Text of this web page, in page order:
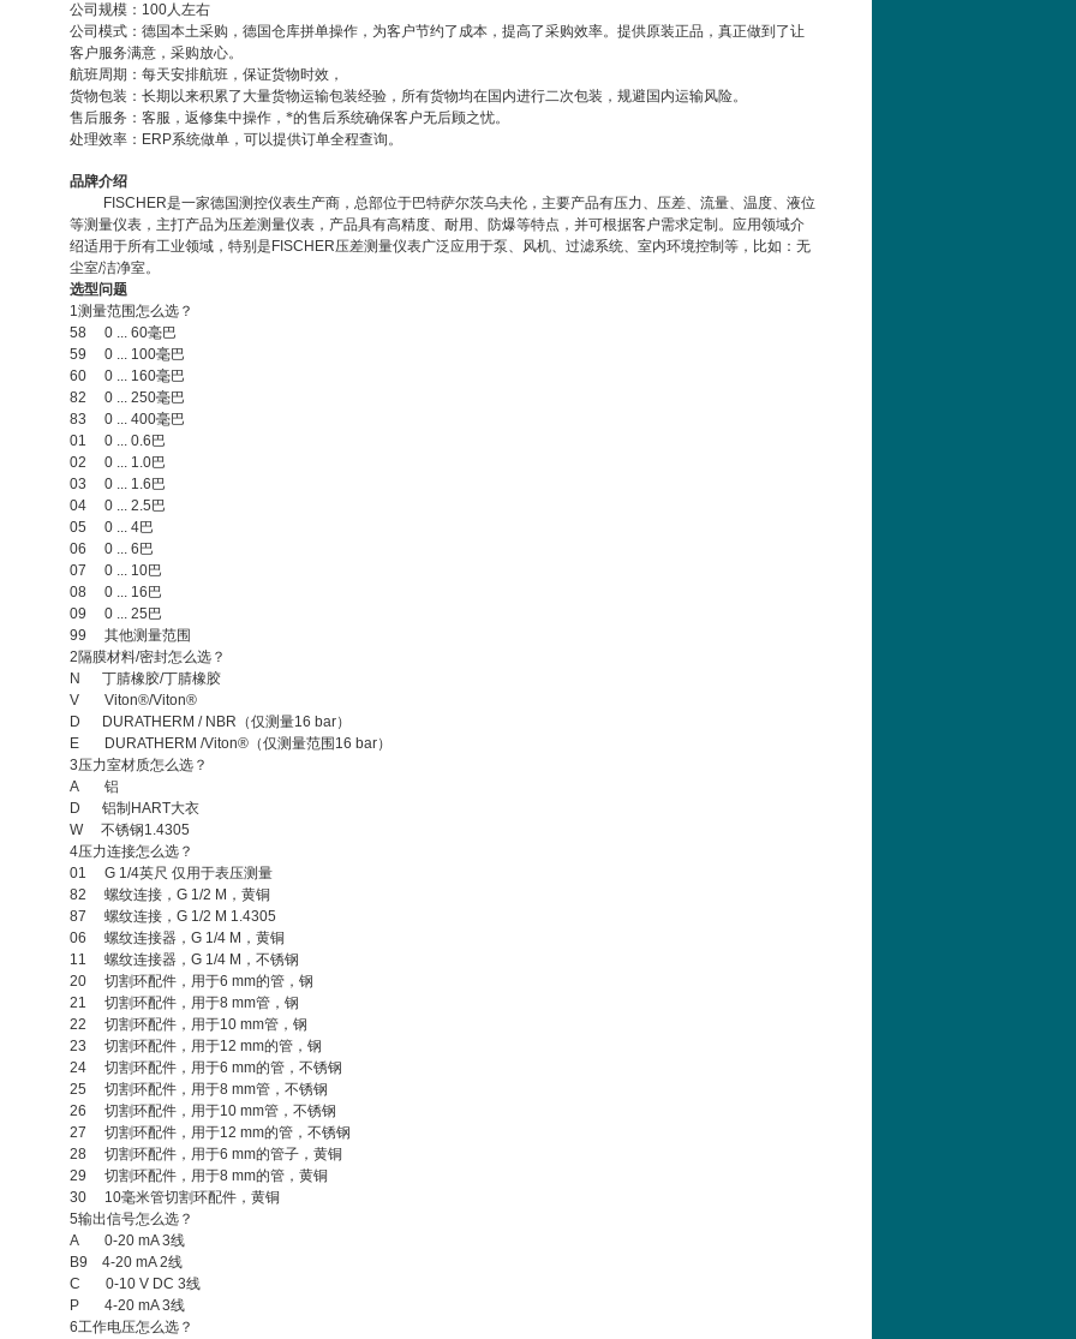
公司规模： 100人左右
公司模式：德国本土采购，德国仓库拼单操作，为客户节约了成本，提高了采购效率。提供原装正品，真正做到了让
客户服务满意，采购放心。
航班周期：每天安排航班，保证货物时效，
货物包装：长期以来积累了大量货物运输包装经验，所有货物均在国内进行二次包装，规避国内运输风险。
售后服务：客服，返修集中操作，*的售后系统确保客户无后顾之忧。
处理效率： ERP系统做单，可以提供订单全程查询。
品牌介绍
FISCHER是一家德国测控仪表生产商，总部位于巴特萨尔茨乌夫伦，主要产品有压力、压差、流量、温度、液位
等测量仪表，主打产品为压差测量仪表，产品具有高精度、耐用、防爆等特点，并可根据客户需求定制。应用领域介
绍适用于所有工业领域，特别是 FISCHER压差测量仪表广泛应用于泵、风机、过滤系统、室内环境控制等，比如：无
尘室/洁净室。
选型问题
1测量范围怎么选？
58 0 ... 60毫巴
59 0 ... 100毫巴
60 0 ... 160毫巴
82 0 ... 250毫巴
83 0 ... 400毫巴
01 0 ... 0.6 巴
02 0 ... 1.0巴
03 0 ... 1.6 巴
04 0 ... 2.5 巴
05 0 ... 4巴
06 0 ... 6 巴
07 0 ... 10巴
08 0 ... 16 巴
09 0 ... 25 巴
99 其他测量范围
2隔膜材料/密封怎么选？
N 丁腈橡胶/丁腈橡胶
V Viton®/Viton®
D DURATHERM / NBR （仅测量16 bar）
E DURATHERM /Viton® （仅测量范围 16 bar）
3压力室材质怎么选？
A 铝
D 铝制 HART大衣
W 不锈钢1.4305
4压力连接怎么选？
01 G 1/4英尺 仅用于表压测量
82 螺纹连接， G 1/2 M ，黄铜
87 螺纹连接， G 1/2 M 1.4305
06 螺纹连接器， G 1/4 M ，黄铜
11 螺纹连接器， G 1/4 M ，不锈钢
20 切割环配件，用于6 mm的管，钢
21 切割环配件，用于8 mm管，钢
22 切割环配件，用于10 mm管，钢
23 切割环配件，用于12 mm的管，钢
24 切割环配件，用于6 mm的管，不锈钢
25 切割环配件，用于8 mm管，不锈钢
26 切割环配件，用于10 mm管，不锈钢
27 切割环配件，用于12 mm的管，不锈钢
28 切割环配件，用于6 mm的管子，黄铜
29 切割环配件，用于8 mm的管，黄铜
30 10毫米管切割环配件，黄铜
5输出信号怎么选？
A 0-20 mA 3线
B9 4-20 mA 2线
C 0-10 V DC 3线
P 4-20 mA 3线
6工作电压怎么选？